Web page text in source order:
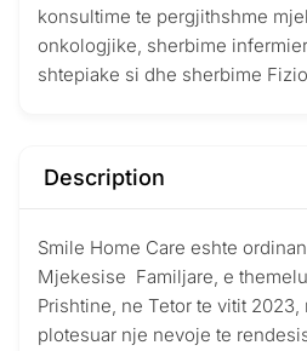
konsultime te pergjithshme
onkologjike, sherbime
shtepiake si dhe sherbime
Description
Smile Home Care eshte
Mjekesise Familjare, e
Prishtine, ne Tetor te vitit
plotesuar nje nevoje te